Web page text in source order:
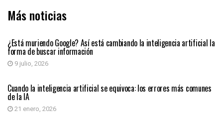
Más noticias
¿Está muriendo Google? Así está cambiando la inteligencia artificial la
forma de buscar información
9 julio, 2026
INTELIGENCIA ARTIFICIAL
Cuando la inteligencia artificial se equivoca: los errores más comunes
de la IA
21 enero, 2026